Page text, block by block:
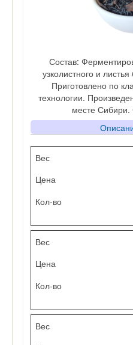
Состав:
узколистного и
Приготовлено по
технологии.
месте
Вес
Цена
Кол-во